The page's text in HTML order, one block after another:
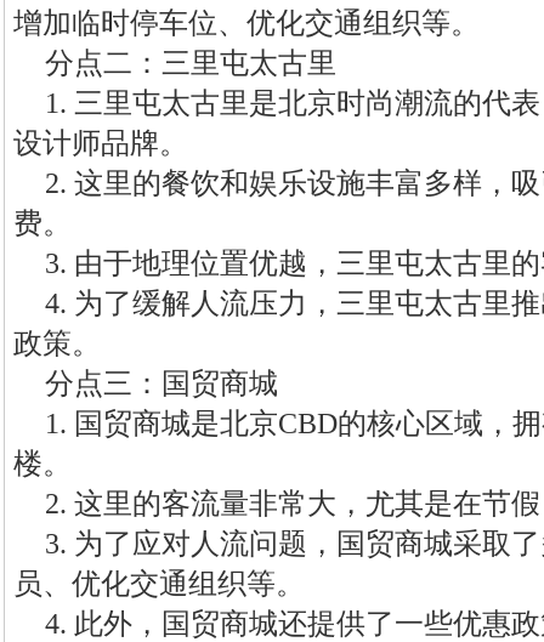
增加临时停车位、优化交通组织等。
分点二：三里屯太古里
1. 三里屯太古里是北京时尚潮流的代
设计师品牌。
2. 这里的餐饮和娱乐设施丰富多样，
费。
3. 由于地理位置优越，三里屯太古里
4. 为了缓解人流压力，三里屯太古里
政策。
分点三：国贸商城
1. 国贸商城是北京CBD的核心区域，
楼。
2. 这里的客流量非常大，尤其是在节
3. 为了应对人流问题，国贸商城采取
员、优化交通组织等。
4. 此外，国贸商城还提供了一些优惠